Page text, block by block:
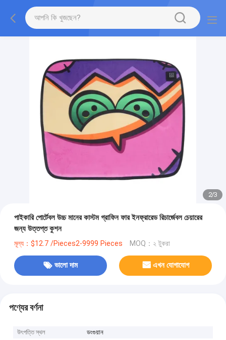
2/3
পাইকারি পোর্টেবল উচ্চ মানের কাস্টম গ্রাফিন ফার ইনফ্রারেড রিচার্জেবল চেয়ারের
জন্য উত্তপ্ত কুশন
মূল্য：$12.7 /Pieces2-9999 Pieces MOQ：২ টুকরা
ভালো দাম এখন যোগাযোগ
পণ্যের বর্ণনা
উৎপত্তি স্থল
ডংগুয়ান